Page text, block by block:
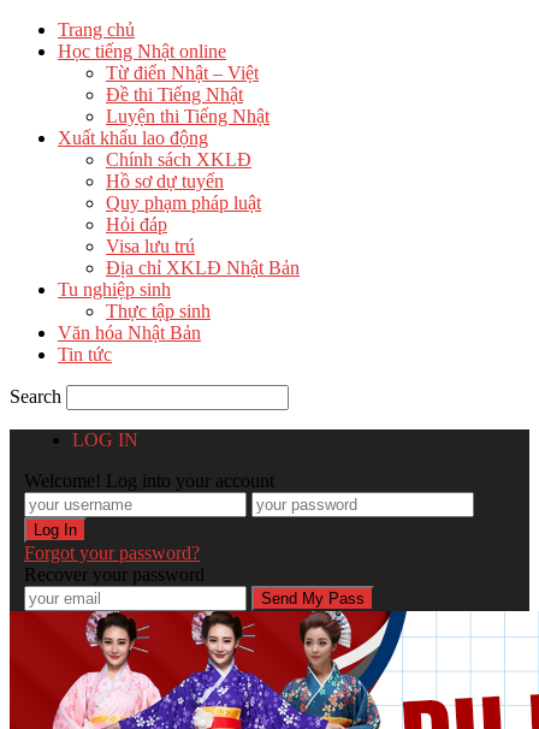
Trang chủ
Học tiếng Nhật online
Từ điển Nhật – Việt
Đề thi Tiếng Nhật
Luyện thi Tiếng Nhật
Xuất khẩu lao động
Chính sách XKLĐ
Hồ sơ dự tuyển
Quy phạm pháp luật
Hỏi đáp
Visa lưu trú
Địa chỉ XKLĐ Nhật Bản
Tu nghiệp sinh
Thực tập sinh
Văn hóa Nhật Bản
Tin tức
Search
LOG IN
Welcome! Log into your account
Forgot your password?
Recover your password